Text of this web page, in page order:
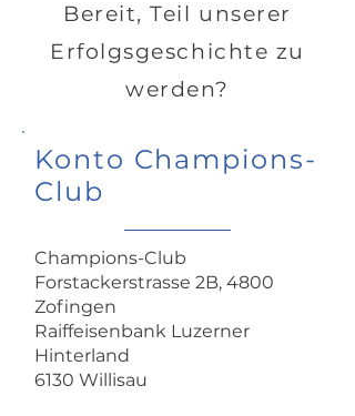
Bereit, Teil unserer
Erfolgsgeschichte zu
werden?
Konto Champions-
Club
Champions-Club
Forstackerstrasse 2B, 4800
Zofingen
Raiffeisenbank Luzerner
Hinterland
6130 Willisau